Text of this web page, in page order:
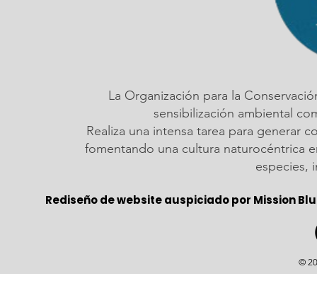
La Organización para la
sensibilización ambiental
Realiza una intensa tarea para generar
fomentando una cultura naturocéntrica
especies,
Rediseño de website auspiciado por Mission
©